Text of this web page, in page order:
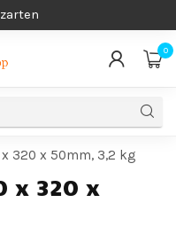
0
x 320 x 50mm, 3,2 kg
x 320 x